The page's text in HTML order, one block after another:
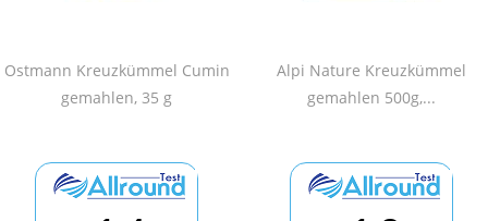
Ostmann Kreuzkümmel Cumin
gemahlen, 35 g
Alpi Nature Kreuzkümmel
gemahlen 500g,...